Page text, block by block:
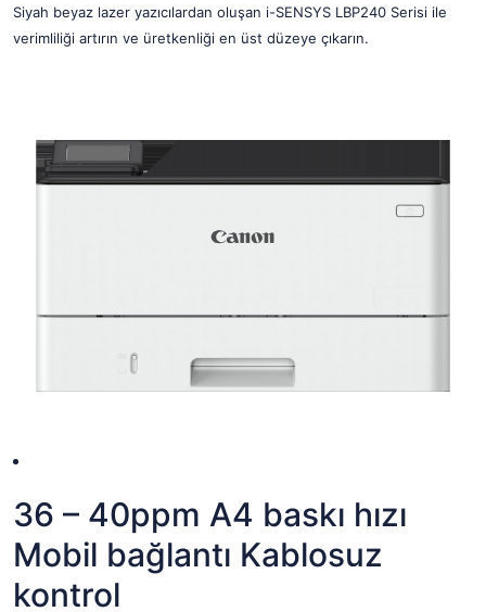
Siyah beyaz lazer yazıcılardan oluşan i-SENSYS LBP240 Serisi ile
verimliliği artırın ve üretkenliği en üst düzeye çıkarın.
36 – 40ppm A4 baskı hızı
Mobil bağlantı Kablosuz
kontrol